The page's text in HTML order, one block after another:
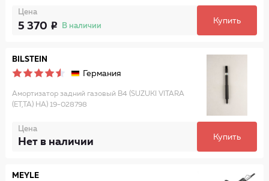
Цена
5 370 В наличии
Купить
BILSTEIN
Германия
Амортизатор задний газовый B4 (SUZUKI VITARA
(ET,TA) HA) 19-028798
Цена
Нет в наличии Купить
MEYLE